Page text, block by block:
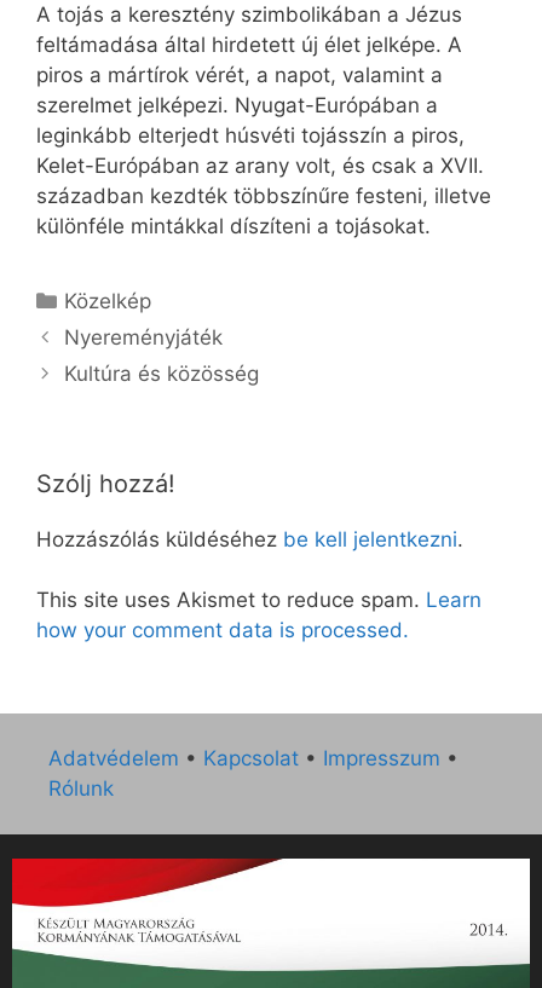
A tojás a keresztény szimbolikában a Jézus
feltámadása által hirdetett új élet jelképe. A
piros a mártírok vérét, a napot, valamint a
szerelmet jelképezi. Nyugat-Európában a
leginkább elterjedt húsvéti tojásszín a piros,
Kelet-Európában az arany volt, és csak a XVII.
században kezdték többszínűre festeni, illetve
különféle mintákkal díszíteni a tojásokat.
Kategória
Közelkép
Nyereményjáték
Kultúra és közösség
Szólj hozzá!
Hozzászólás küldéséhez be kell jelentkezni.
This site uses Akismet to reduce spam. Learn
how your comment data is processed.
Adatvédelem • Kapcsolat • Impresszum •
Rólunk